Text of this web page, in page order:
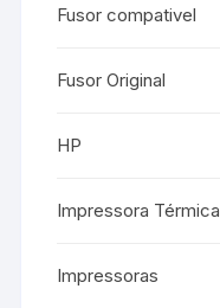
Fusor compativel
Fusor Original
HP
Impressora Térmica
Impressoras